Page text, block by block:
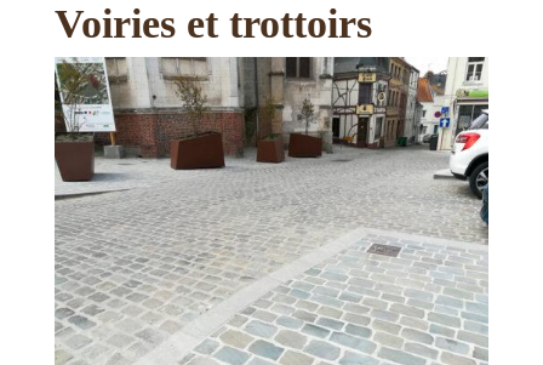
Voiries et trottoirs